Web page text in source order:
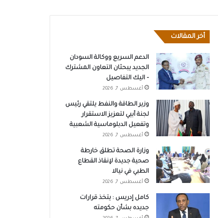
أخر المقالات
الدعم السريع ووكالة السودان
الجديد يبحثان التعاون المشترك
– اليك التفاصيل
أغسطس 7, 2026
وزير الطاقة والنفط يلتقي رئيس
لجنة أبيي لتعزيز الاستقرار
وتفعيل الدبلوماسية الشعبية
أغسطس 7, 2026
وزارة الصحة تطلق خارطة
صحية جديدة لإنقاذ القطاع
الطبي في نيالا
أغسطس 7, 2026
كامل إدريس : يتخذ قرارات
جديده بشأن حكومته